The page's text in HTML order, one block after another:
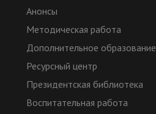
Анонсы
Методическая работа
Дополнительное образование
Ресурсный центр
Президентская библиотека
Воспитательная работа